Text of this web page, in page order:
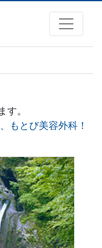
。
もとび美容外科！